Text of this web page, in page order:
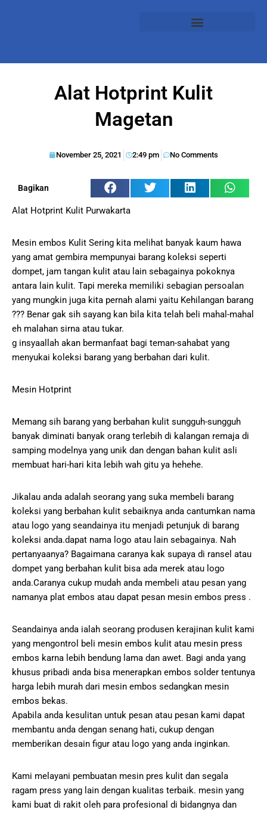
Alat Hotprint Kulit
Magetan
November 25, 2021 2:49 pm No Comments
Bagikan
Alat Hotprint Kulit Purwakarta
Mesin embos Kulit Sering kita melihat banyak kaum hawa
yang amat gembira mempunyai barang koleksi seperti
dompet, jam tangan kulit atau lain sebagainya pokoknya
antara lain kulit. Tapi mereka memiliki sebagian persoalan
yang mungkin juga kita pernah alami yaitu Kehilangan barang
??? Benar gak sih sayang kan bila kita telah beli mahal-mahal
eh malahan sirna atau tukar.
g insyaallah akan bermanfaat bagi teman-sahabat yang
menyukai koleksi barang yang berbahan dari kulit.
Mesin Hotprint
Memang sih barang yang berbahan kulit sungguh-sungguh
banyak diminati banyak orang terlebih di kalangan remaja di
samping modelnya yang unik dan dengan bahan kulit asli
membuat hari-hari kita lebih wah gitu ya hehehe.
Jikalau anda adalah seorang yang suka membeli barang
koleksi yang berbahan kulit sebaiknya anda cantumkan nama
atau logo yang seandainya itu menjadi petunjuk di barang
koleksi anda.dapat nama logo atau lain sebagainya. Nah
pertanyaanya? Bagaimana caranya kak supaya di ransel atau
dompet yang berbahan kulit bisa ada merek atau logo
anda.Caranya cukup mudah anda membeli atau pesan yang
namanya plat embos atau dapat pesan mesin embos press .
Seandainya anda ialah seorang produsen kerajinan kulit kami
yang mengontrol beli mesin embos kulit atau mesin press
embos karna lebih bendung lama dan awet. Bagi anda yang
khusus pribadi anda bisa menerapkan embos solder tentunya
harga lebih murah dari mesin embos sedangkan mesin
embos bekas.
Apabila anda kesulitan untuk pesan atau pesan kami dapat
membantu anda dengan senang hati, cukup dengan
memberikan desain figur atau logo yang anda inginkan.
Kami melayani pembuatan mesin pres kulit dan segala
ragam press yang lain dengan kualitas terbaik. mesin yang
kami buat di rakit oleh para profesional di bidangnya dan